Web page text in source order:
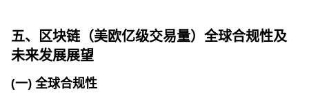
五、区块链（美欧亿级交易量）全球合规性及
未来发展展望
(一) 全球合规性